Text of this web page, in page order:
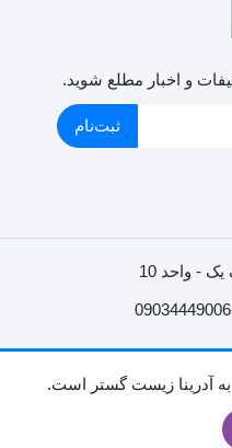
و اخبار مطلع شوید.
ثبت‌نام
- واحد 10
آدرینا زیست گستر است.